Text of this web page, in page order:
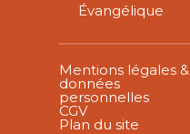
Évangélique
Mentions légales &
données
personnelles
CGV
Plan du site